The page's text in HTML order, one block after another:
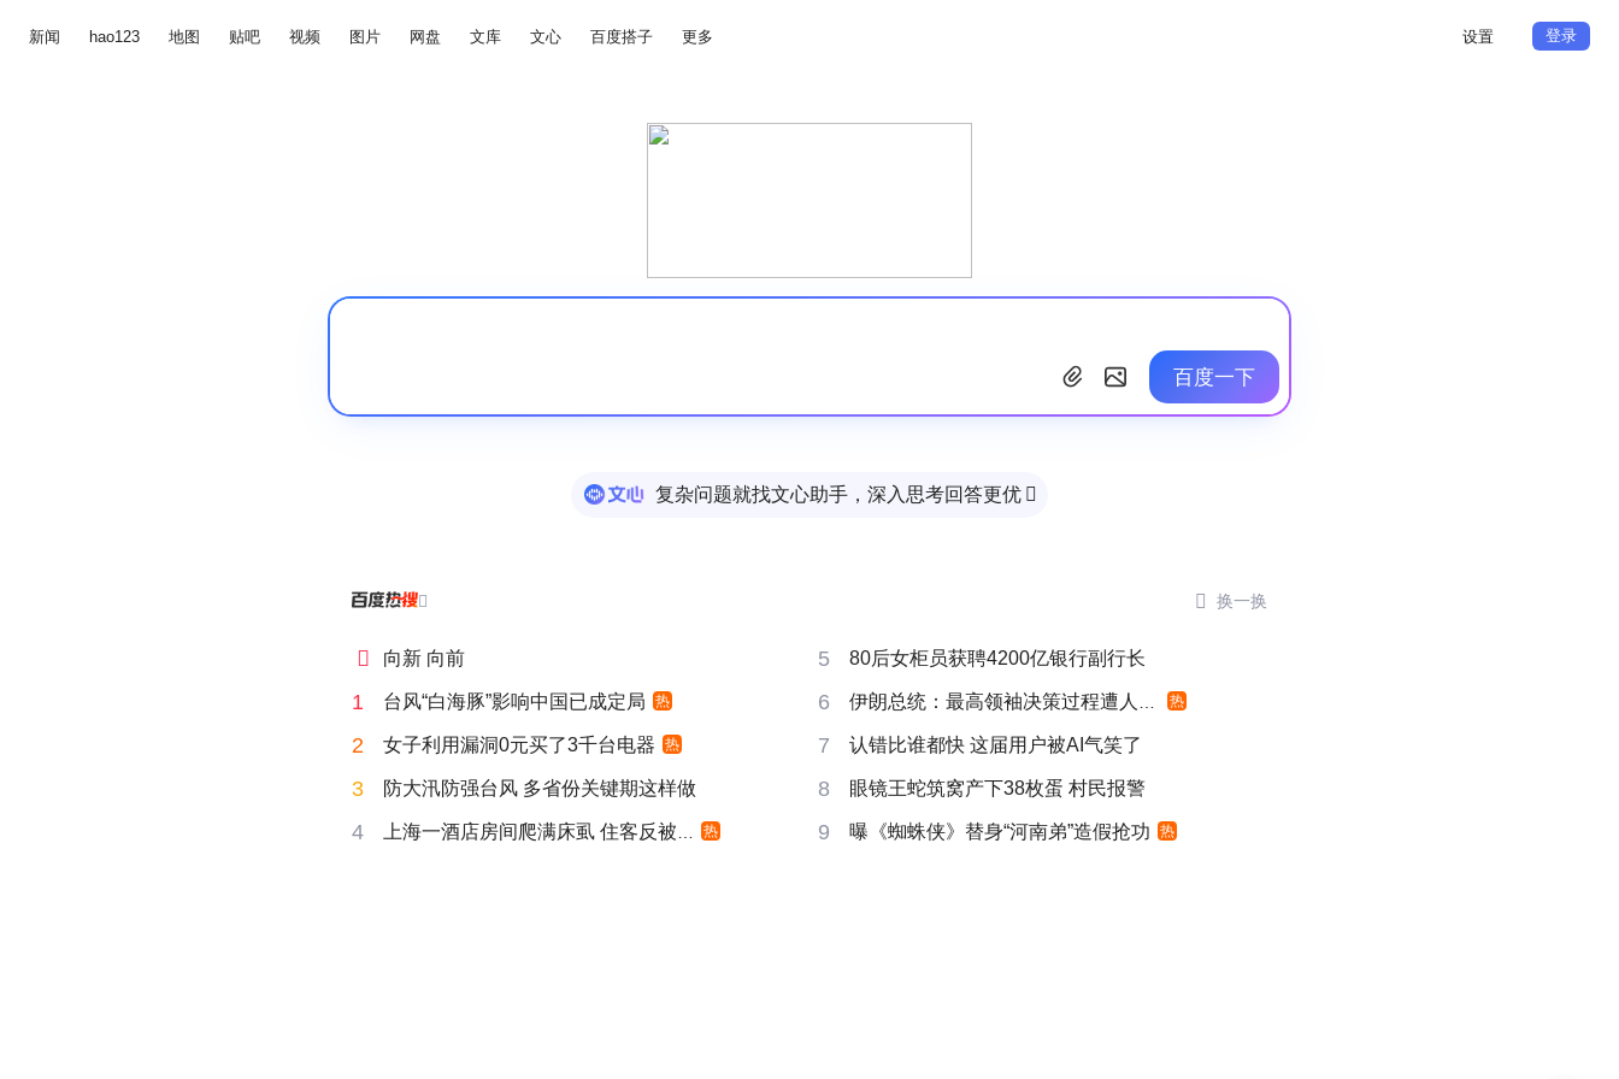
新闻 hao123 地图 贴吧 视频 图片 网盘 文库 文心 百度搭子 更多 设置 登录
百度一下
复杂问题就找文心助手，深入思考回答更优 
  换一换
 向新 向前 5 80后女柜员获聘4200亿银行副行长
1 台风“白海豚”影响中国已成定局 热 6 伊朗总统：最高领袖决策过程遭人利用 热
2 女子利用漏洞0元买了3千台电器 热 7 认错比谁都快 这届用户被AI气笑了
3 防大汛防强台风 多省份关键期这样做 8 眼镜王蛇筑窝产下38枚蛋 村民报警
4 上海一酒店房间爬满床虱 住客反被怼 热 9 曝《蜘蛛侠》替身“河南弟”造假抢功 热